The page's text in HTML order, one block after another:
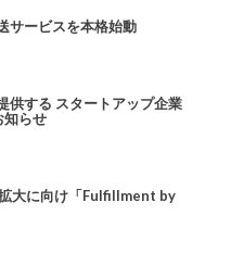
サービスを本格始動
供する スタートアップ企業
知らせ
大に向け「Fulfillment by